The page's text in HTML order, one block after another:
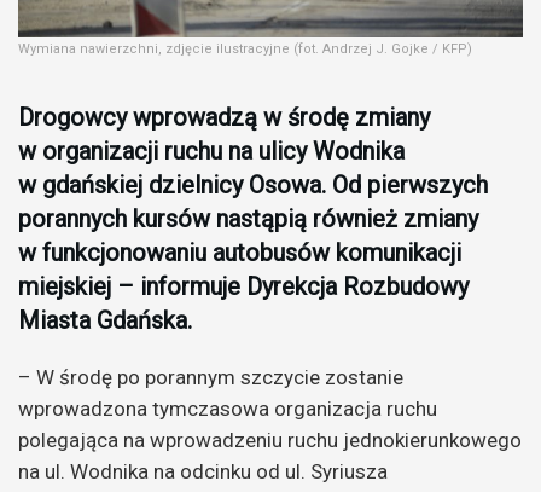
Wymiana nawierzchni, zdjęcie ilustracyjne (fot. Andrzej J. Gojke / KFP)
Drogowcy wprowadzą w środę zmiany
w organizacji ruchu na ulicy Wodnika
w gdańskiej dzielnicy Osowa. Od pierwszych
porannych kursów nastąpią również zmiany
w funkcjonowaniu autobusów komunikacji
miejskiej – informuje Dyrekcja Rozbudowy
Miasta Gdańska.
– W środę po porannym szczycie zostanie
wprowadzona tymczasowa organizacja ruchu
polegająca na wprowadzeniu ruchu jednokierunkowego
na ul. Wodnika na odcinku od ul. Syriusza